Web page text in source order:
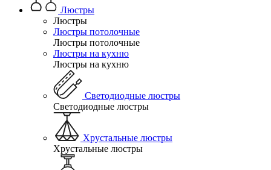
Люстры
Люстры
Люстры потолочные
Люстры потолочные
Люстры на кухню
Люстры на кухню
Светодиодные люстры
Светодиодные люстры
Хрустальные люстры
Хрустальные люстры